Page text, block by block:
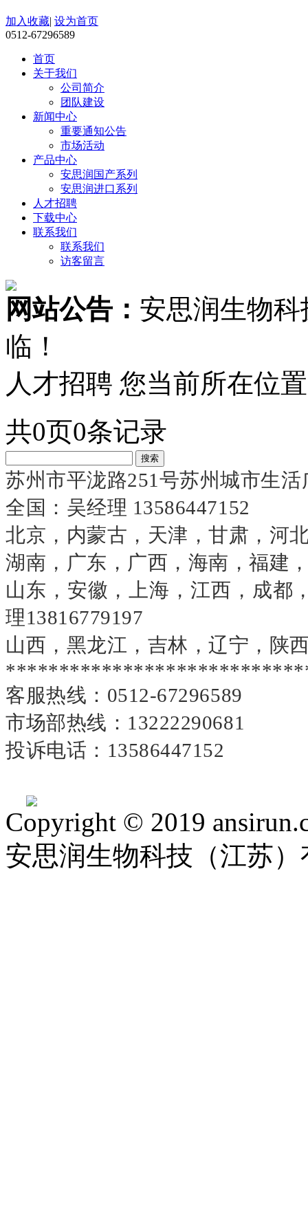
加入收藏| 设为首页
0512-67296589
首页
关于我们
公司简介
团队建设
新闻中心
重要通知公告
市场活动
产品中心
安思润国产系列
安思润进口系列
人才招聘
下载中心
联系我们
联系我们
访客留言
网站公告： 安思润生物
临！
人才招聘 您当前所在位
共0页0条记录
搜索
苏州市平泷路251号苏州城市生
全国：吴经理 13586447152
北京，内蒙古，天津，甘肃，河
湖南，广东，广西，海南，福建
山东，安徽，上海，江西，成都
理13816779197
山西，黑龙江，吉林，辽宁，陕
客服热线： 0512-67296589
市场部热线： 13222290681
投诉电话： 13586447152
Copyright © 2019
安思润生物科技（江苏